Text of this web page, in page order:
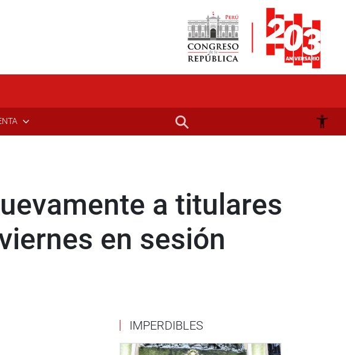
a titulares
en sesión
IMPERDIBLES